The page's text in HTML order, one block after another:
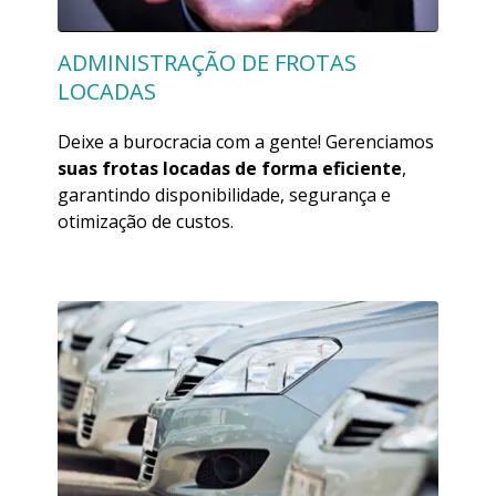
ADMINISTRAÇÃO DE FROTAS
LOCADAS
Deixe a burocracia com a gente! Gerenciamos
suas frotas locadas de forma eficiente,
garantindo disponibilidade, segurança e
otimização de custos.